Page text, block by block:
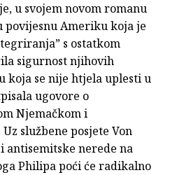
u svojem novom romanu
povijesnu Ameriku koja je
s ostatkom
sigurnost njihovih
koja se nije htjela uplesti u
ugovore o
Njemačkom i
službene posjete Von
antisemitske nerede na
Philipa poći će radikalno